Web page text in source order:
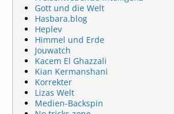
Gott und die Welt
Hasbara.blog
Heplev
Himmel und Erde
Jouwatch
Kacem El Ghazzali
Kian Kermanshani
Korrekter
Lizas Welt
Medien-Backspin